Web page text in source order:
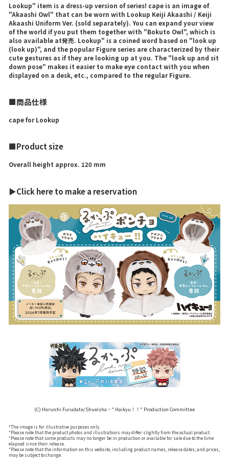
Lookup" item is a dress-up version of series! cape is an image of
"Akaashi Owl" that can be worn with Lookup Keiji Akaashi / Keiji
Akaashi Uniform Ver. (sold separately). You can expand your view
of the world if you put them together with "Bokuto Owl", which is
also available at発売. Lookup" is a coined word based on "look up
(look up)", and the popular Figure series are characterized by their
cute gestures as if they are looking up at you. The "look up and sit
down pose" makes it easier to make eye contact with you when
displayed on a desk, etc., compared to the regular Figure.
■商品仕様
cape for Lookup
■Product size
Overall height approx. 120 mm
▶Click here to make a reservation
(C) Haruichi Furudate/Shueisha・" Haikyu！！" Production Committee
*The image is for illustrative purposes only.
*Please note that the product photos and illustrations may differ slightly from the actual product.
*Please note that some products may no longer be in production or available for sale due to the time
elapsed since their release.
*Please note that the information on this website, including product names, release dates, and prices,
may be subject to change.